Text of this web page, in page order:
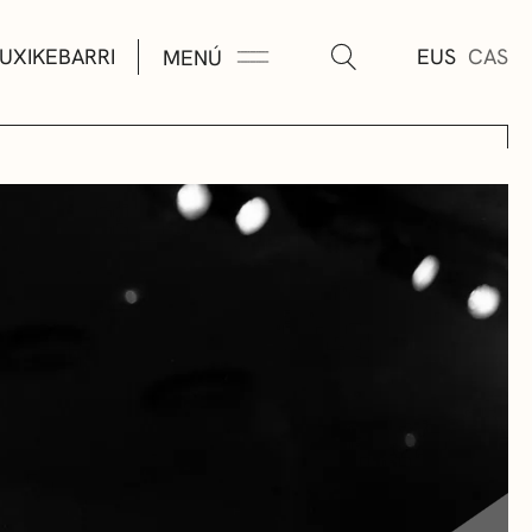
MENÚ EUS CAS